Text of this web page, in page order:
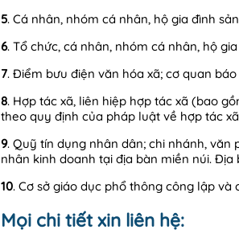
5. Cá nhân, nhóm cá nhân, hộ gia đình
6. Tổ chức, cá nhân, nhóm cá nhân, hộ
7. Điểm bưu điện văn hóa xã; cơ quan
8. Hợp tác xã, liên hiệp hợp tác xã (bao
theo quy định của pháp luật về hợp tác
9. Quỹ tín dụng nhân dân; chi nhánh,
nhân kinh doanh tại địa bàn miền núi.
10. Cơ sở giáo dục phổ thông công lập
Mọi chi tiết xin liên hệ: